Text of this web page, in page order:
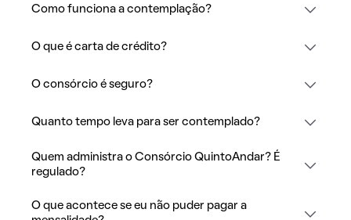
Como funciona a contemplação?
O que é carta de crédito?
O consórcio é seguro?
Quanto tempo leva para ser contemplado?
Quem administra o Consórcio QuintoAndar? É
regulado?
O que acontece se eu não puder pagar a